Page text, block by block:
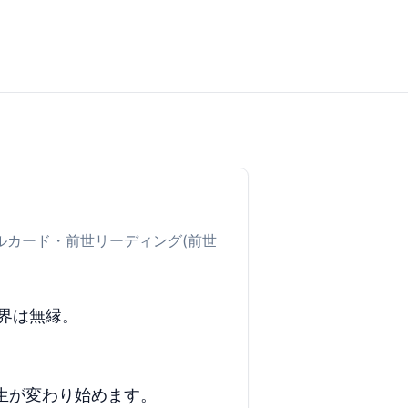
ード・前世リーディング(前世
無縁。
変わり始めます。